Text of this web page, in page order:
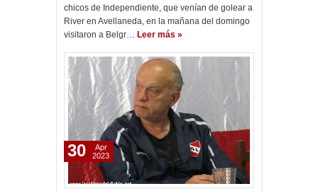
chicos de Independiente, que venían de golear a
River en Avellaneda, en la mañana del domingo
visitaron a Belgr… Leer más »
30
Apr
2023